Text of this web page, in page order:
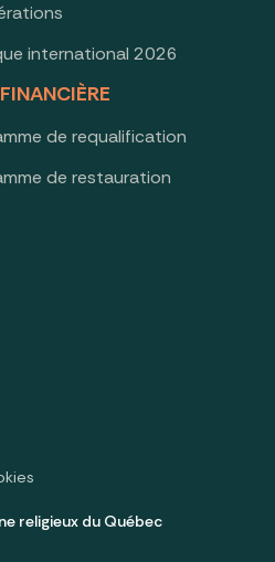
international 2026
de requalification
de restauration
religieux du Québec